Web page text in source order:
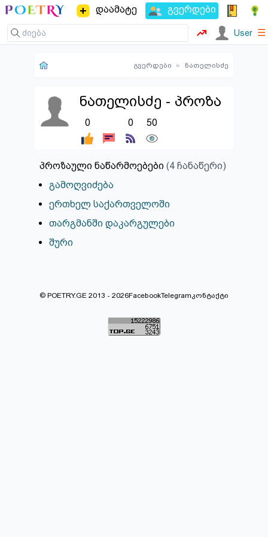
დაამატე გვერდები
User ☰
გვერდები ▸ ნათელისძე
ნათელისძე - პროზა
0 0 50
პროზაული ნაწარმოებები (4 ჩანაწერი)
გამოღვიძება
ერთხელ საქართველოში
თარგმანში დაკარგულები
შური
© POETRY.GE 2013 - 2026FacebookTelegramკონტაქტი